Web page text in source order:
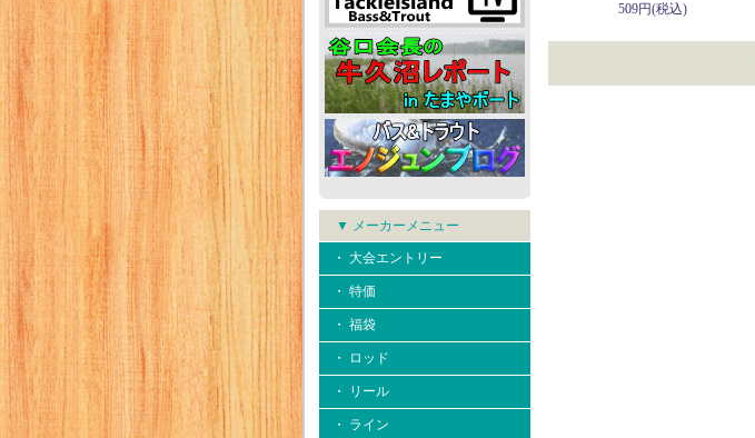
▼ メーカーメニュー
・ 大会エントリー
・ 特価
・ 福袋
・ ロッド
・ リール
・ ライン
509円(税込)